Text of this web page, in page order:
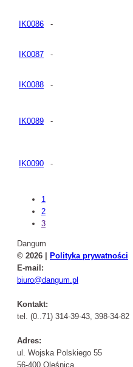
IK0086 -
IK0087 -
IK0088 -
IK0089 -
IK0090 -
1
2
3
Dangum
© 2026 |
Polityka prywatności
E-mail:
biuro@dangum.pl
Kontakt:
tel. (0..71) 314-39-43, 398-34-82
Adres:
ul. Wojska Polskiego 55
56-400 Oleśnica